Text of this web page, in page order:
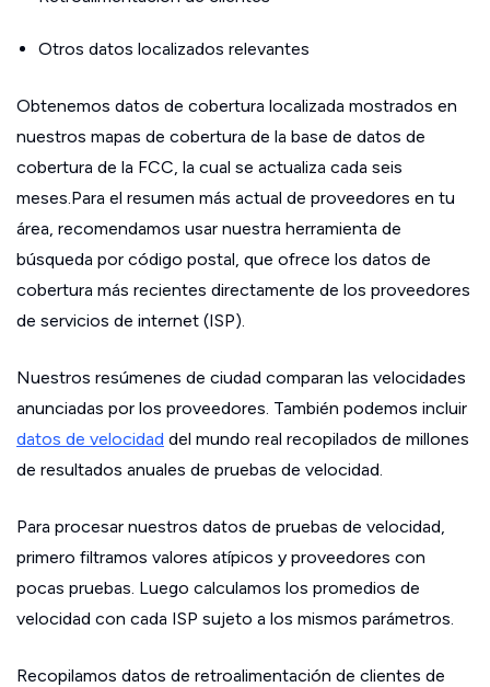
Otros datos localizados relevantes
Obtenemos datos de cobertura localizada mostrados en
nuestros mapas de cobertura de la base de datos de
cobertura de la FCC, la cual se actualiza cada seis
meses.Para el resumen más actual de proveedores en tu
área, recomendamos usar nuestra herramienta de
búsqueda por código postal, que ofrece los datos de
cobertura más recientes directamente de los proveedores
de servicios de internet (ISP).
Nuestros resúmenes de ciudad comparan las velocidades
anunciadas por los proveedores. También podemos incluir
datos de velocidad del mundo real recopilados de millones
de resultados anuales de pruebas de velocidad.
Para procesar nuestros datos de pruebas de velocidad,
primero filtramos valores atípicos y proveedores con
pocas pruebas. Luego calculamos los promedios de
velocidad con cada ISP sujeto a los mismos parámetros.
Recopilamos datos de retroalimentación de clientes de